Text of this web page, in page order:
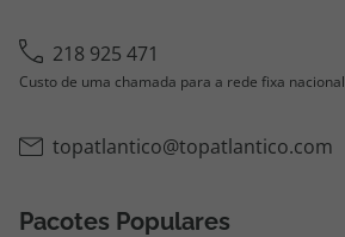
218 925 471
Custo de uma chamada para a rede fixa nacional
topatlantico@topatlantico.com
Pacotes Populares